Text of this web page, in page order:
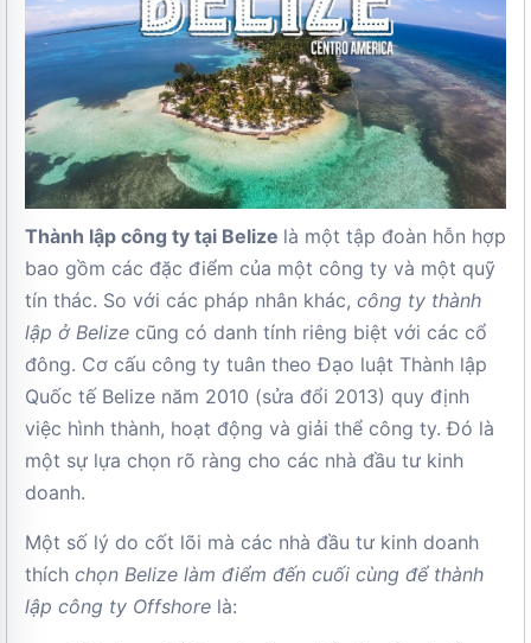
Thành lập công ty tại Belize là một tập đoàn hỗn hợp
bao gồm các đặc điểm của một công ty và một quỹ
tín thác. So với các pháp nhân khác, công ty thành
lập ở Belize cũng có danh tính riêng biệt với các cổ
đông. Cơ cấu công ty tuân theo Đạo luật Thành lập
Quốc tế Belize năm 2010 (sửa đổi 2013) quy định
việc hình thành, hoạt động và giải thể công ty. Đó là
một sự lựa chọn rõ ràng cho các nhà đầu tư kinh
doanh.
Một số lý do cốt lõi mà các nhà đầu tư kinh doanh
thích chọn Belize làm điểm đến cuối cùng để thành
lập công ty Offshore là: